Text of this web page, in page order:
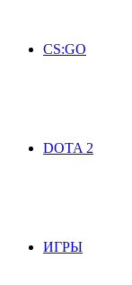
CS:GO
DOTA 2
ИГРЫ